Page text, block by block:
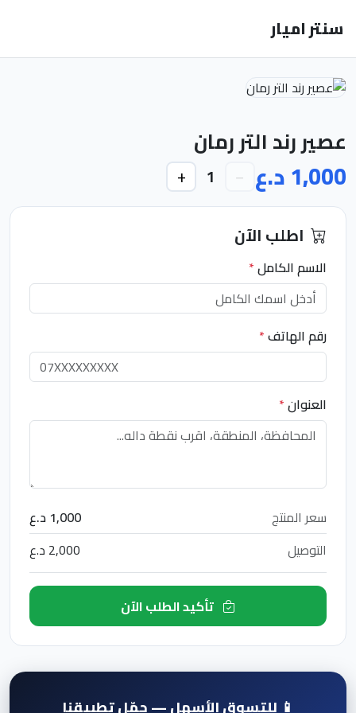
سنتر اميار
عصير رند ١لتر رمان
1,000 د.ع −
1
+
اطلب الآن
الاسم الكامل*
رقم الهاتف*
العنوان*
سعر المنتج
1,000 د.ع
التوصيل
2,000 د.ع
📱 للتسوق الأسهل — حمّل تطبيقنا